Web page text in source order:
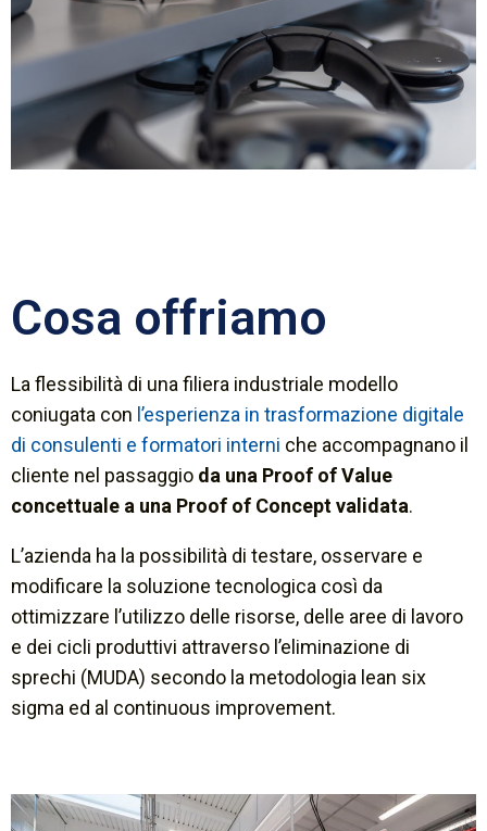
Cosa offriamo
La flessibilità di una filiera industriale modello
coniugata con l’esperienza in trasformazione digitale
di consulenti e formatori interni che accompagnano il
cliente nel passaggio da una Proof of Value
concettuale a una Proof of Concept validata.
L’azienda ha la possibilità di testare, osservare e
modificare la soluzione tecnologica così da
ottimizzare l’utilizzo delle risorse, delle aree di lavoro
e dei cicli produttivi attraverso l’eliminazione di
sprechi (MUDA) secondo la metodologia lean six
sigma ed al continuous improvement.